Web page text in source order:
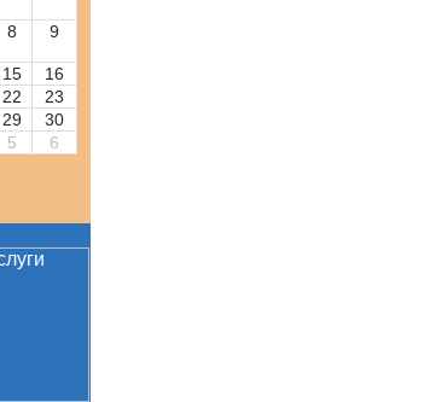
8 9
15
16
22
23
29
30
5 6